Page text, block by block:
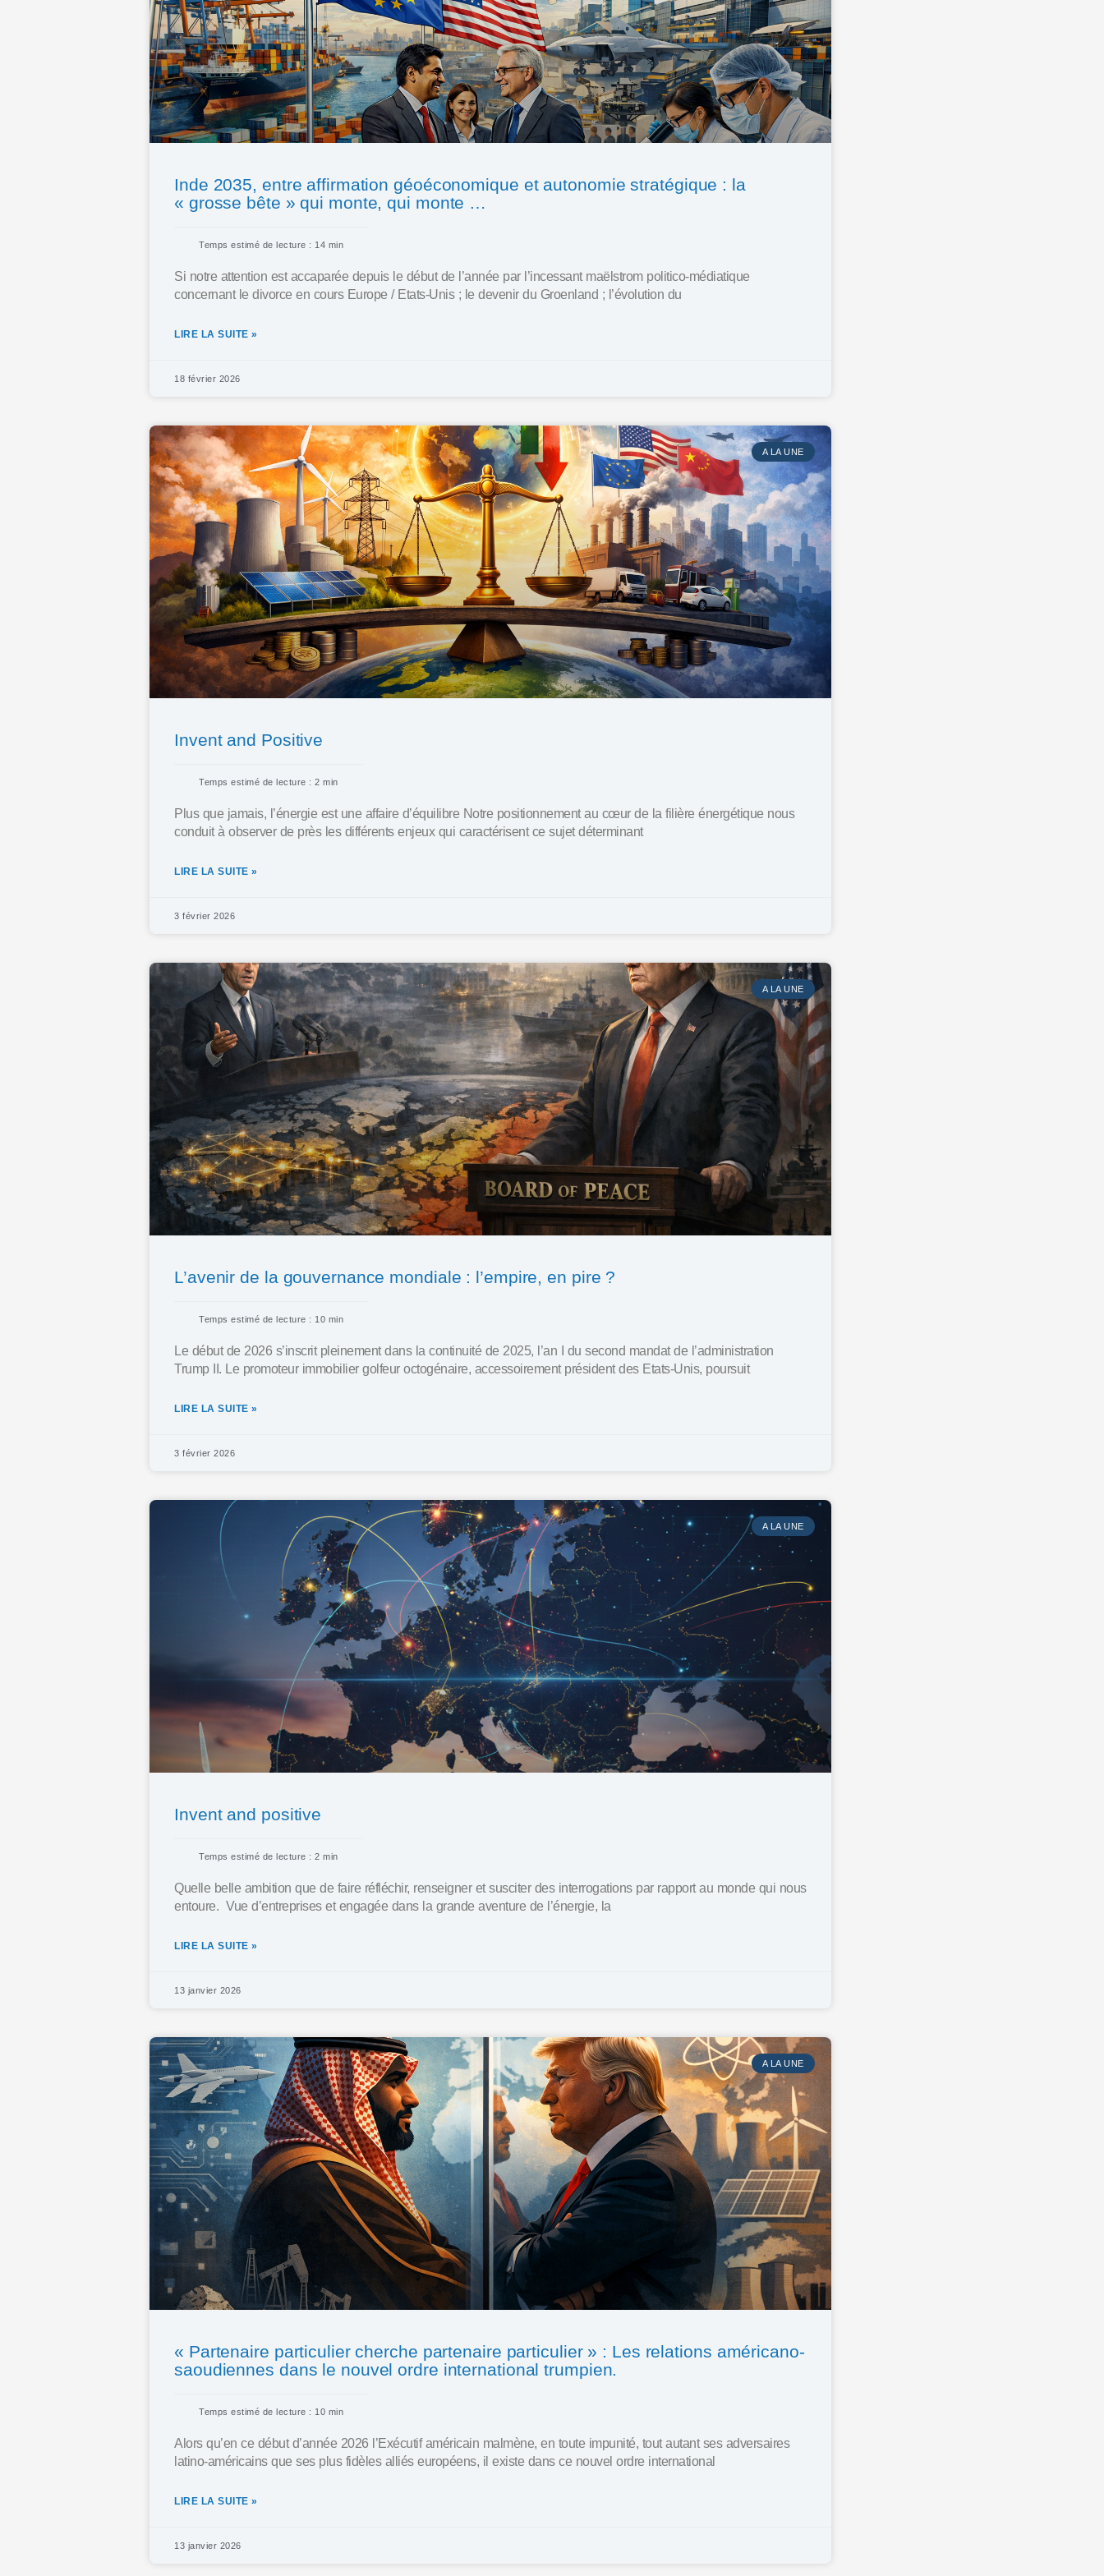
Inde 2035, entre affirmation géoéconomique et autonomie stratégique : la
« grosse bête » qui monte, qui monte …
Temps estimé de lecture : 14 min
Si notre attention est accaparée depuis le début de l’année par l’incessant maëlstrom politico-médiatique
concernant le divorce en cours Europe / Etats-Unis ; le devenir du Groenland ; l’évolution du
LIRE LA SUITE »
18 février 2026
A LA UNE
Invent and Positive
Temps estimé de lecture : 2 min
Plus que jamais, l’énergie est une affaire d’équilibre Notre positionnement au cœur de la filière énergétique nous
conduit à observer de près les différents enjeux qui caractérisent ce sujet déterminant
LIRE LA SUITE »
3 février 2026
A LA UNE
L’avenir de la gouvernance mondiale : l’empire, en pire ?
Temps estimé de lecture : 10 min
Le début de 2026 s’inscrit pleinement dans la continuité de 2025, l’an I du second mandat de l’administration
Trump II. Le promoteur immobilier golfeur octogénaire, accessoirement président des Etats-Unis, poursuit
LIRE LA SUITE »
3 février 2026
A LA UNE
Invent and positive
Temps estimé de lecture : 2 min
Quelle belle ambition que de faire réfléchir, renseigner et susciter des interrogations par rapport au monde qui nous
entoure. Vue d’entreprises et engagée dans la grande aventure de l’énergie, la
LIRE LA SUITE »
13 janvier 2026
A LA UNE
« Partenaire particulier cherche partenaire particulier » : Les relations américano-
saoudiennes dans le nouvel ordre international trumpien.
Temps estimé de lecture : 10 min
Alors qu’en ce début d’année 2026 l’Exécutif américain malmène, en toute impunité, tout autant ses adversaires
latino-américains que ses plus fidèles alliés européens, il existe dans ce nouvel ordre international
LIRE LA SUITE »
13 janvier 2026